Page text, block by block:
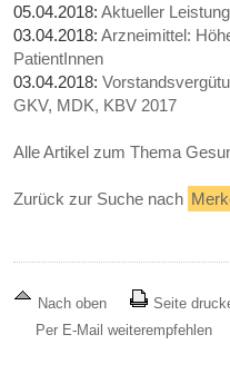
05.04.2018:Aktueller
03.04.2018:Arzneimittel:
PatientInnen
03.04.2018:
GKV, MDK, KBV 2017
Alle Artikel zum Thema
Zurück zur Suche nach
Nach oben
Seite
Per E-Mail weiterempfehlen